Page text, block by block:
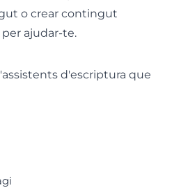
o crear contingut
per ajudar-te.
d'escriptura que